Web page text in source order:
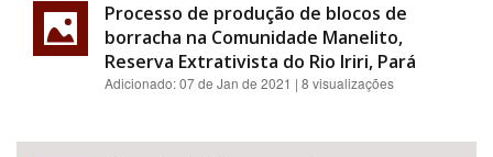
Processo de produção de blocos de
borracha na Comunidade Manelito,
Reserva Extrativista do Rio Iriri, Pará
Adicionado:07 de Jan de 2021 | 8 visualizações